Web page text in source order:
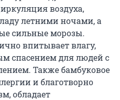
воздуха,
летними ночами, а
сильные морозы.
впитывает влагу,
спасением для людей с
Также бамбуковое
и благотворно
обладает